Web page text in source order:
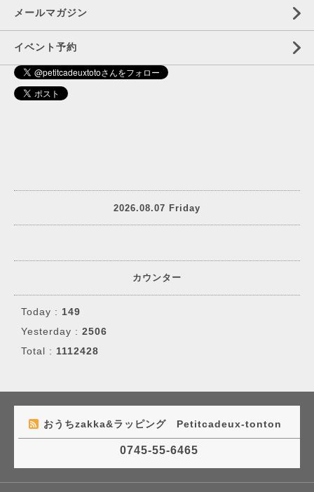
メールマガジン
イベント予約
2026.08.07 Friday
カウンター
Today : 149
Yesterday : 2506
Total : 1112428
おうちzakka&ラッピング Petitcadeux-tonton
0745-55-6465